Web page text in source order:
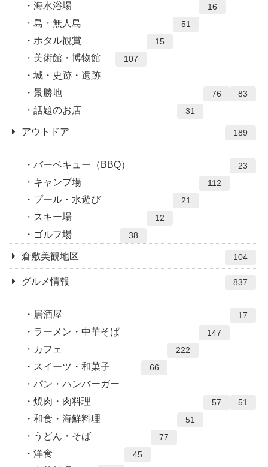
海水浴場 16
島・無人島 51
ホタル観賞 15
美術館・博物館 107
城・史跡・遺跡
83
景勝地 76
話題のお店 31
アウトドア 189
バーベキュー（BBQ） 23
キャンプ場 112
プール・水遊び 21
スキー場 12
ゴルフ場 38
倉敷美観地区 104
グルメ情報 837
居酒屋 17
ラーメン・中華そば 147
カフェ 222
スイーツ・和菓子 66
パン・ハンバーガー
51
焼肉・肉料理 57
和食・海鮮料理 51
うどん・そば 77
洋食 45